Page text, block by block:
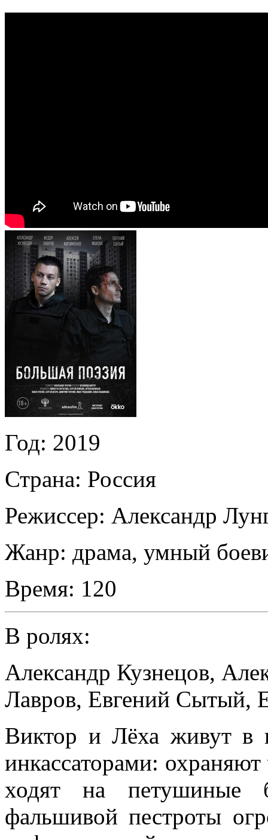
Год: 2019
Страна: Россия
Режиссер: Александр
Жанр: драма, умный
Время: 120
В ролях:
Александр Кузнецов,
Лавров, Евгений Сытый,
Виктор и Лёха живут в
инкассаторами:
ходят на
фальшивой пестроты